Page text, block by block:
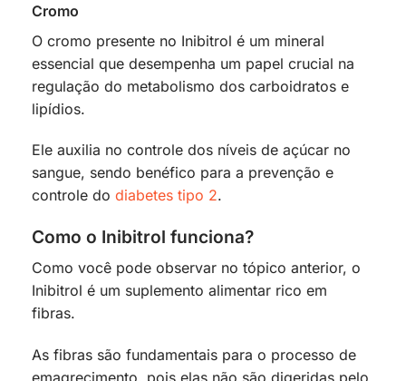
Cromo
O cromo presente no Inibitrol é um mineral
essencial que desempenha um papel crucial na
regulação do metabolismo dos carboidratos e
lipídios.
Ele auxilia no controle dos níveis de açúcar no
sangue, sendo benéfico para a prevenção e
controle do diabetes tipo 2.
Como o Inibitrol funciona?
Como você pode observar no tópico anterior, o
Inibitrol é um suplemento alimentar rico em
fibras.
As fibras são fundamentais para o processo de
emagrecimento, pois elas não são digeridas pelo